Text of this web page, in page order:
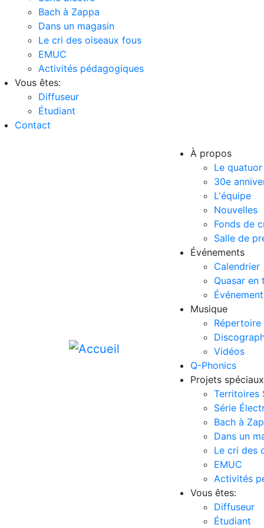
Bach à Zappa
Dans un magasin
Le cri des oiseaux fous
EMUC
Activités pédagogiques
Vous êtes:
Diffuseur
Étudiant
Contact
À propos
Le quatuor
30e
L'équipe
Nouvelles
Fonds de
Salle de
Événements
Calendrier
Quasar en
Musique
Répertoire
Vidéos
Q-Phonics
Projets spéciaux
Territoires
Série
Bach à
Dans un
Le cri des
EMUC
Activités
Vous êtes:
Diffuseur
Étudiant